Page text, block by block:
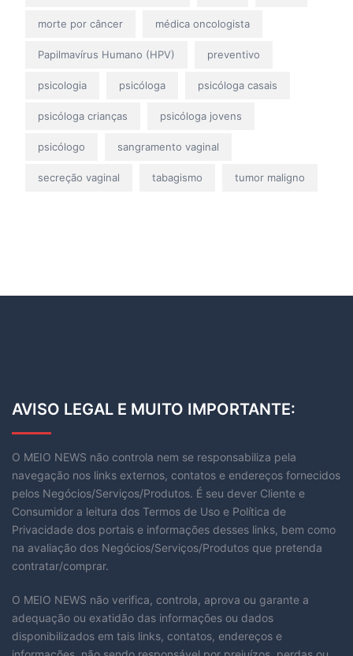
morte por câncer médica oncologista
Papilmavírus Humano (HPV) preventivo
psicologia psicóloga psicóloga casais
psicóloga crianças psicóloga jovens
psicólogo sangramento vaginal
secreção vaginal tabagismo tumor maligno
AVISO LEGAL E MUITO IMPORTANTE:
O MEIO NEWS não controla nem se responsabiliza pela
navegação nos links externos, contatos e endereços fornecidos
pelos Negócios/Serviços/Produtos. É seu dever Cliente e
Consumidor a leitura dos Termos de Uso e Política de
Privacidade dos portais e informações desses links, bem como
na avaliação dos Negócios/Serviços/Produtos que pretenda
contratar/comprar.
O MEIO NEWS não verifica, controla, aprova ou garante a
adequação ou exatidão das informações ou dados
disponibilizados em tais links, contatos, endereços e